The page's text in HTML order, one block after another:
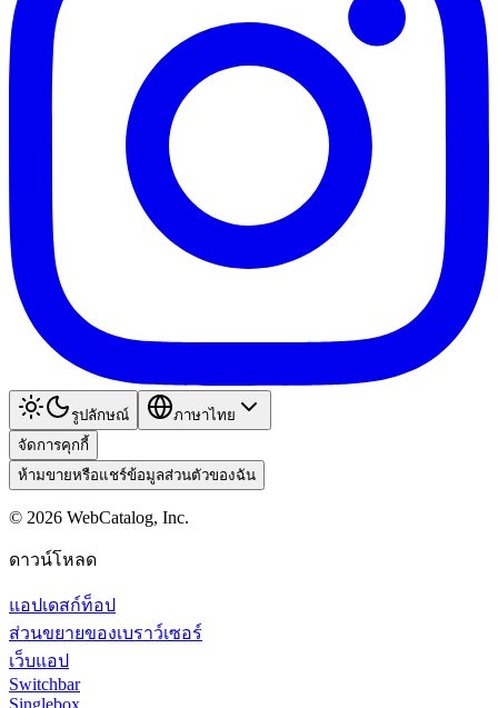
รูปลักษณ์
ภาษาไทย
จัดการคุกกี้
ห้ามขายหรือแชร์ข้อมูลส่วนตัวของฉัน
© 2026 WebCatalog, Inc.
ดาวน์โหลด
แอปเดสก์ท็อป
ส่วนขยายของเบราว์เซอร์
เว็บแอป
Switchbar
Singlebox